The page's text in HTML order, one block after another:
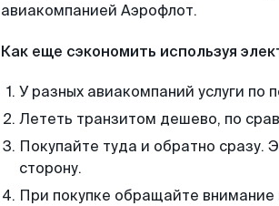
авиакомпанией Аэрофлот.
Как еще сэкономить используя
У разных авиакомпаний услуги по
Лететь транзитом дешево, по
Покупайте туда и обратно сразу.
сторону.
При покупке обращайте